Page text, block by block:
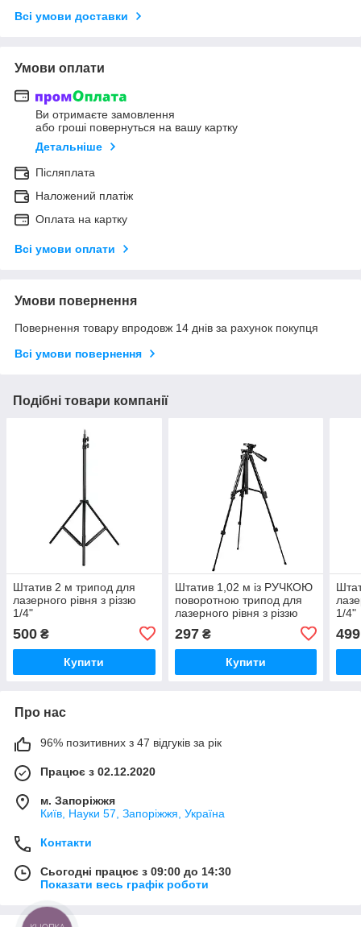
Всі умови доставки
Умови оплати
Ви отримаєте замовлення
або гроші повернуться на вашу картку
Детальніше
Післяплата
Наложений платіж
Оплата на картку
Всі умови оплати
Умови повернення
Повернення товару впродовж 14 днів за рахунок покупця
Всі умови повернення
Подібні товари компанії
Штатив 2 м трипод для
лазерного рівня з різзю
1/4"
500 ₴
Купити
Штатив 1,02 м із РУЧКОЮ
поворотною трипод для
лазерного рівня з різзю
297₴
Купити
1/4"
499
Про нас
96% позитивних з 47 відгуків за рік
Працює з 02.12.2020
м. Запоріжжя
Київ, Науки 57, Запоріжжя, Україна
Контакти
Сьогодні працює з 09:00 до 14:30
Показати весь графік роботи